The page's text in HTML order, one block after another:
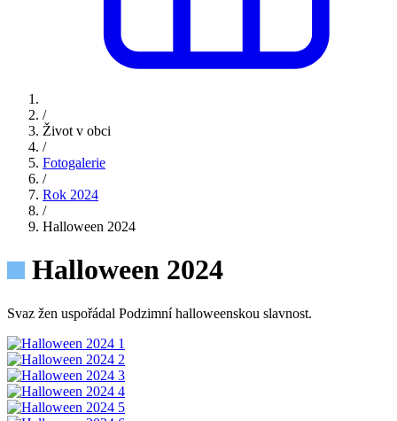
/
Život v obci
/
Fotogalerie
/
Rok 2024
/
Halloween 2024
Halloween 2024
Svaz žen uspořádal Podzimní halloweenskou slavnost.